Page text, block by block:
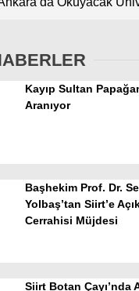
Kayıp Sultan
Aranıyor
Başhekim Prof. Dr.
Yolbaş’tan Siirt’e
Cerrahisi Müjdesi
Siirt Botan Çayı’nda